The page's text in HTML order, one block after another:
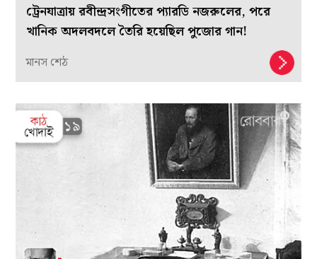
ট্রেনযাত্রায় রবীন্দ্রসংগীতের প্যারডি নজরুলের, পরে
খানিক অদলবদলে তৈরি হয়েছিল পুজোর গান!
মানস শেঠ